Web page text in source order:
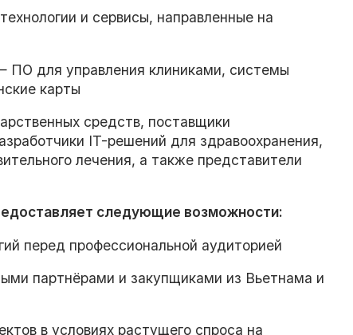
и сервисы, направленные на
ПО для управления клиниками, системы
карты
средств, поставщики
IT-решений для здравоохранения,
лечения, а также представители
следующие возможности:
перед профессиональной аудиторией
партнёрами и закупщиками из Вьетнама и
в условиях растущего спроса на